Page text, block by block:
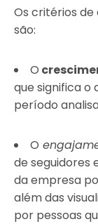
Os critérios
são:
O
que significa o
período
O
de seguidores
da empresa
além das
por pessoas